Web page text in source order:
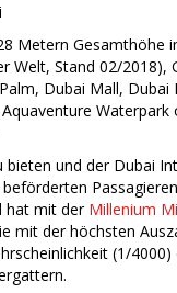
Metern Gesamthöhe
Welt, Stand 02/2018),
Dubai Mall, Dubai
Waterpark
bieten und der Dubai
hat mit der Millenium
mit der höchsten
(1/4000)